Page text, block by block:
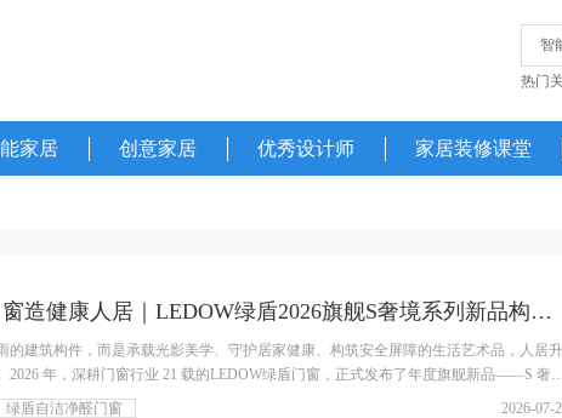
热门
家居 创意家居 优秀设计师 家居装修课堂
奢享光影盛境，窗造健康人居｜LEDOW绿盾2026旗舰S奢境系列新品构筑健康人居新篇章
的建筑构件，而是承载光影美学、守护居家健康、构筑安全屏障的生活艺术品，人居升
2026 年，深耕门窗行业 21 载的LEDOW绿盾门窗，正式发布了年度旗舰新品——S 奢境
绿盾自洁净醛门窗 2026-07-